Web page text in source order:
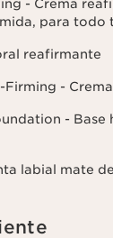
- Crema
para todo
reafirmante
-
-
labial mate